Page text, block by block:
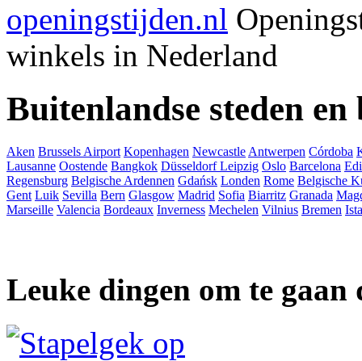
openingstijden.nl
winkels in Nederland
Buitenlandse steden en
Aken Brussels Airport Kopenhagen Newcastle Antwerpen Córdoba
Lausanne Oostende Bangkok DüsseldorfLeipzig Oslo Barcelona
Regensburg Belgische Ardennen Gdańsk Londen Rome Belgische
Gent Luik Sevilla Bern Glasgow Madrid Sofia Biarritz Granada
Marseille Valencia Bordeaux Inverness Mechelen Vilnius Bremen
Leuke dingen om te gaan